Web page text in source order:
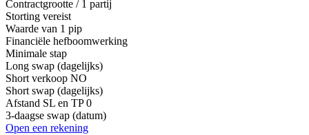
Contractgrootte / 1 partij
Storting vereist
Waarde van 1 pip
Financiële hefboomwerking
Minimale stap
Long swap (dagelijks)
Short verkoop NO
Short swap (dagelijks)
Afstand SL en TP 0
3-daagse swap (datum)
Open een rekening